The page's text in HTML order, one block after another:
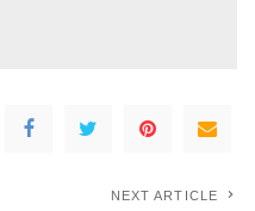
NEXT ARTICLE